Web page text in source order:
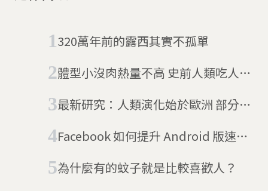
320萬年前的露西其實不孤單
體型小沒肉熱量不高 史前人類吃人不
最新研究：人類演化始於歐洲 部分學
Facebook 如何提升 Android 版速
為什麼有的蚊子就是比較喜歡人？